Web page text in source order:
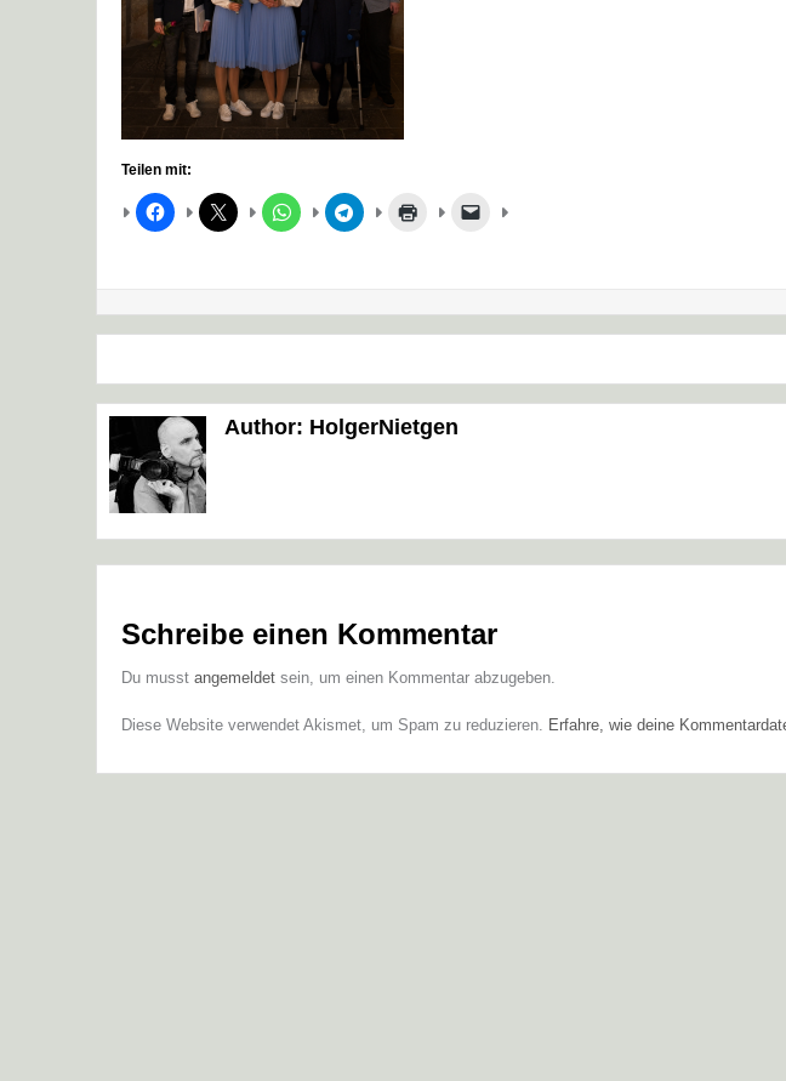
Teilen mit:
Author: HolgerNietgen
Schreibe einen Kommentar
Du musst angemeldet sein, um einen Kommentar abzugeben.
Diese Website verwendet Akismet, um Spam zu reduzieren. Erfahre, wie deine